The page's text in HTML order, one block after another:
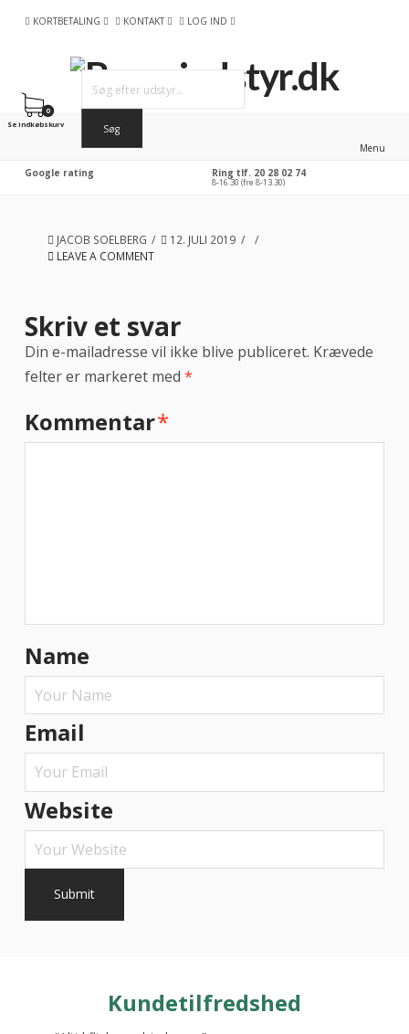
KORTBETALING KONTAKT LOG IND
Menu
0
Se indkøbskurv
Google rating Ring tlf. 20 28 02 74
8-16.30 (fre 8-13.30)
JACOB SOELBERG
12. JULI 2019
LEAVE A COMMENT
Skriv et svar
Din e-mailadresse vil ikke blive publiceret. Krævede
felter er markeret med *
Kommentar*
Name
Email
Website
Kundetilfredshed